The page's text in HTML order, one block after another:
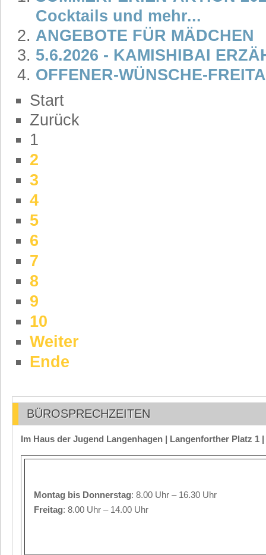
Cocktails und mehr...
ANGEBOTE FÜR MÄDCHEN
5.6.2026 - KAMISHIBAI
OFFENER-WÜNSCHE-
Start
Zurück
1
2
3
4
5
6
7
8
9
10
Weiter
Ende
BÜROSPRECHZEITEN
Im Haus der Jugend Langenhagen | Langenforther Platz 1
Montag bis Donnerstag: 8.00 Uhr – 16.30 Uhr
Freitag: 8.00 Uhr – 14.00 Uhr